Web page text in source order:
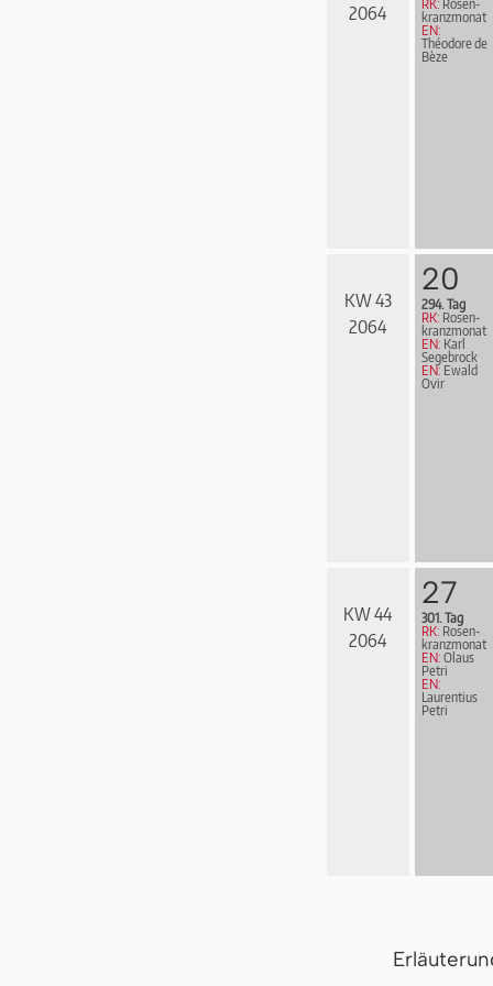
2064 RK: Rosen­
kranz­mo­nat
EN:
Théodore de
Bèze
KW 43
2064
20
294. Tag
RK: Rosen­
kranz­mo­nat
EN: Karl
Segebrock
EN: Ewald
Ovir
KW 44
2064
27
301. Tag
RK: Rosen­
kranz­mo­nat
EN: Olaus
Petri
EN:
Laurentius
Petri